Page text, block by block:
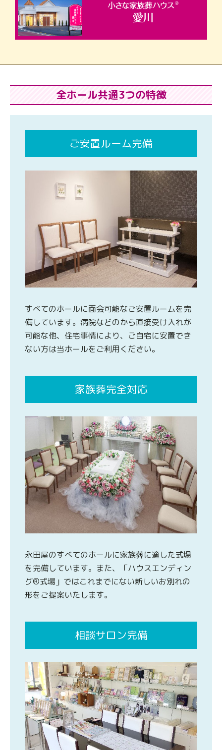
全ホール共通3つの特徴
ご安置ルーム完備
すべてのホールに面会可能なご安置ルームを完
備しています。病院などのから直接受け入れが
可能な他、住宅事情により、ご自宅に安置でき
ない方は当ホールをご利用ください。
家族葬完全対応
永田屋のすべてのホールに家族葬に適した式場
を完備しています。また、「ハウスエンディン
グ®式場」ではこれまでにない新しいお別れの
形をご提案いたします。
相談サロン完備